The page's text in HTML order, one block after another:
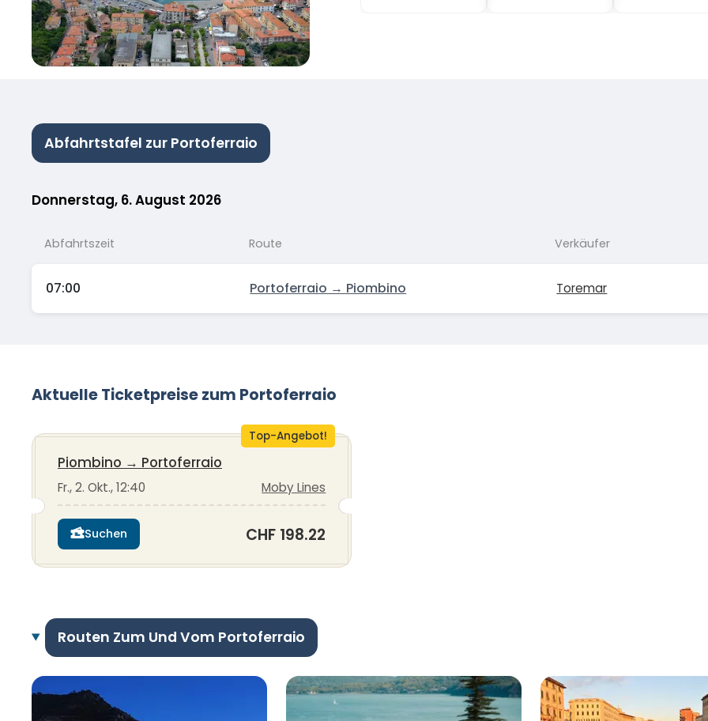
Abfahrtstafel zur Portoferraio
Donnerstag, 6. August 2026
Abfahrtszeit Route Verkäufer
07:00 Portoferraio → Piombino Toremar
Aktuelle Ticketpreise zum Portoferraio
Top-Angebot!
Piombino → Portoferraio
Fr., 2. Okt., 12:40 Moby Lines
Suchen CHF 198.22
Routen Zum Und Vom Portoferraio